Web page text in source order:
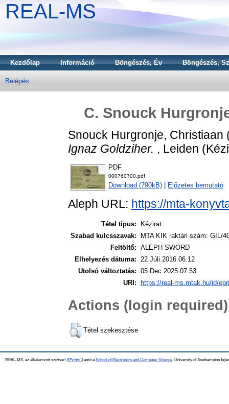
REAL-MS
Kezdőlap Információ Böngészés, Év Böngészés,
Belépés
C. Snouck
Snouck Hurgronje, Christiaan
Ignaz Goldziher. , Leiden
PDF
000760700.pdf
Download (790kB) Előzetes bemutató
Aleph URL: https://mta-
Tétel típus:
Kézirat
Szabad kulcsszavak:
MTA KIK raktári szám: GIL/
Feltöltő: ALEPH SWORD
Elhelyezés dátuma: 22 Júli 2016 06:12
Utolsó változtatás: 05 Dec 2025 07:53
URI:
https://real-ms.mtak.hu/id/
Actions (login required)
Tétel szekesztése
REAL-MS, az alkalamzott szoftver: EPrints 3amit a School of Electronics and Computer Science , University of Southampton